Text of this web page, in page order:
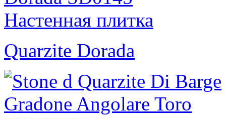
Quarzite Dorada